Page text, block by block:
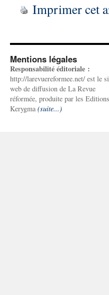
Imprimer cet
Mentions légales
Responsabilité éditoriale :
http://larevuereformee.net/ est le
web de diffusion de La Revue
réformée, produite par les Editions
Kerygma (suite...)